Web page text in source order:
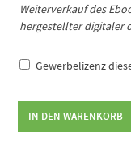
Weiterverkauf des
hergestellter digitaler
Gewerbelizenz
IN DEN WARENKORB